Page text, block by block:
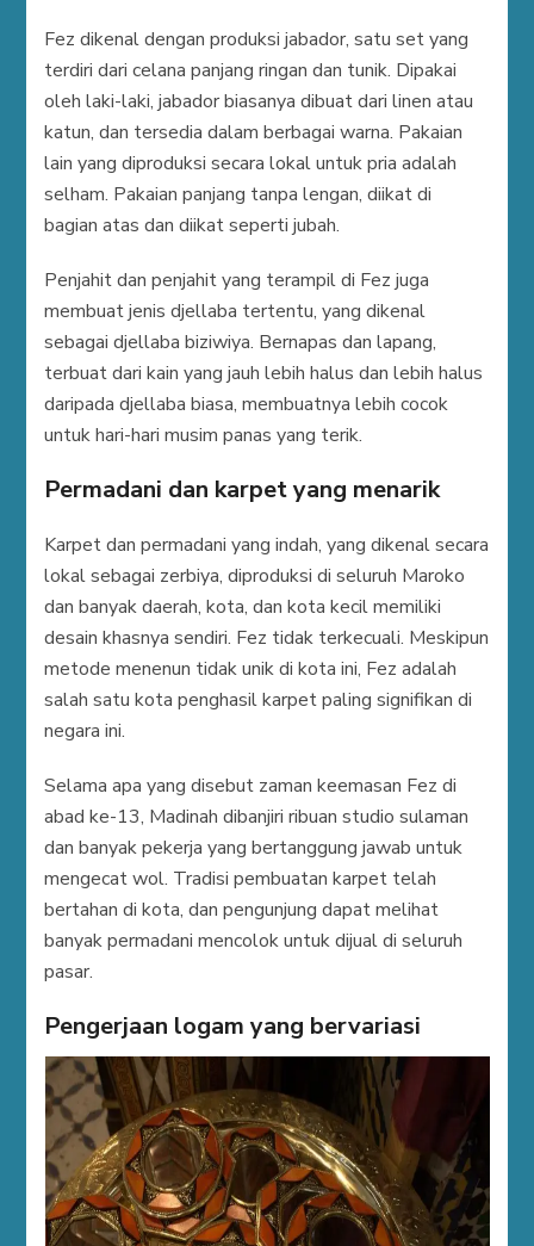
Fez dikenal dengan produksi jabador, satu set yang
terdiri dari celana panjang ringan dan tunik. Dipakai
oleh laki-laki, jabador biasanya dibuat dari linen atau
katun, dan tersedia dalam berbagai warna. Pakaian
lain yang diproduksi secara lokal untuk pria adalah
selham. Pakaian panjang tanpa lengan, diikat di
bagian atas dan diikat seperti jubah.
Penjahit dan penjahit yang terampil di Fez juga
membuat jenis djellaba tertentu, yang dikenal
sebagai djellaba biziwiya. Bernapas dan lapang,
terbuat dari kain yang jauh lebih halus dan lebih halus
daripada djellaba biasa, membuatnya lebih cocok
untuk hari-hari musim panas yang terik.
Permadani dan karpet yang menarik
Karpet dan permadani yang indah, yang dikenal secara
lokal sebagai zerbiya, diproduksi di seluruh Maroko
dan banyak daerah, kota, dan kota kecil memiliki
desain khasnya sendiri. Fez tidak terkecuali. Meskipun
metode menenun tidak unik di kota ini, Fez adalah
salah satu kota penghasil karpet paling signifikan di
negara ini.
Selama apa yang disebut zaman keemasan Fez di
abad ke-13, Madinah dibanjiri ribuan studio sulaman
dan banyak pekerja yang bertanggung jawab untuk
mengecat wol. Tradisi pembuatan karpet telah
bertahan di kota, dan pengunjung dapat melihat
banyak permadani mencolok untuk dijual di seluruh
pasar.
Pengerjaan logam yang bervariasi